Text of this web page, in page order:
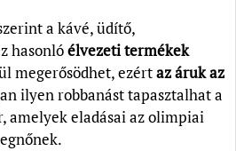
a kávé, üdítő,
hasonlóélvezeti termékek
megerősödhet, ezértaz áruk az
ilyen robbanást tapasztalhat a
amelyek eladásai az olimpiai